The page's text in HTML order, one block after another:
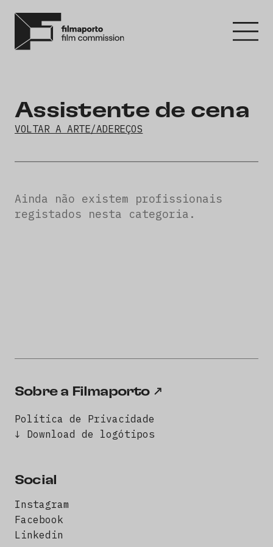
Assistente de cena
VOLTAR A ARTE/ADEREÇOS
Ainda não existem profissionais
registados nesta categoria.
Sobre a Filmaporto
Política de Privacidade
↓ Download de logótipos
Social
Instagram
Facebook
Linkedin